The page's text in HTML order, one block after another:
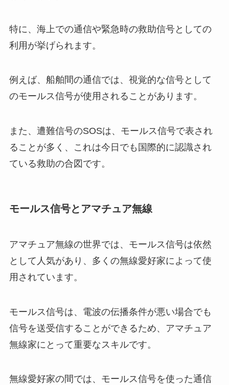
特に、海上での通信や緊急時の救助信号としての
利用が挙げられます。
例えば、船舶間の通信では、視覚的な信号として
のモールス信号が使用されることがあります。
また、遭難信号のSOSは、モールス信号で表され
ることが多く、これは今日でも国際的に認識され
ている救助の合図です。
モールス信号とアマチュア無線
アマチュア無線の世界では、モールス信号は依然
として人気があり、多くの無線愛好家によって使
用されています。
モールス信号は、電波の伝播条件が悪い場合でも
信号を送受信することができるため、アマチュア
無線家にとって重要なスキルです。
無線愛好家の間では、モールス信号を使った通信